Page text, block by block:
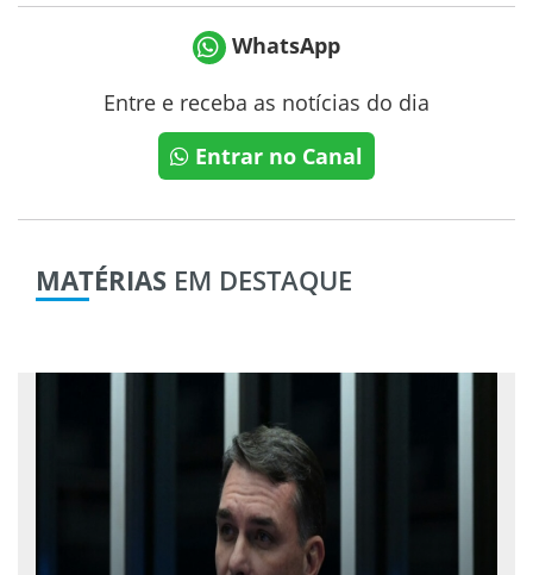
WhatsApp
Entre e receba as notícias do dia
Entrar no Canal
MATÉRIAS EM DESTAQUE